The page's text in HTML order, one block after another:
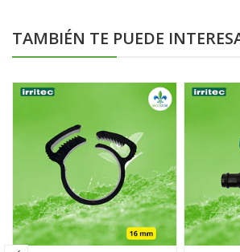
TAMBIÉN TE PUEDE